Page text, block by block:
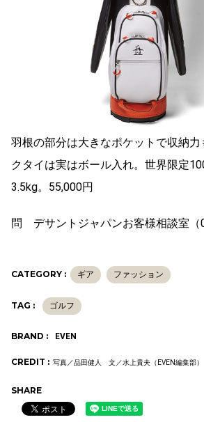
羽根の部分は大きなポケットで収納
クタイは実はボール入れ。世界限定
3.5kg。55,000円
問 デサントジャパンお客様相談室（
CATEGORY : ギア ファッション
TAG : ゴルフ
BRAND : EVEN
CREDIT : 写真／品田健人 文／水上貴夫（EVEN編集部
SHARE